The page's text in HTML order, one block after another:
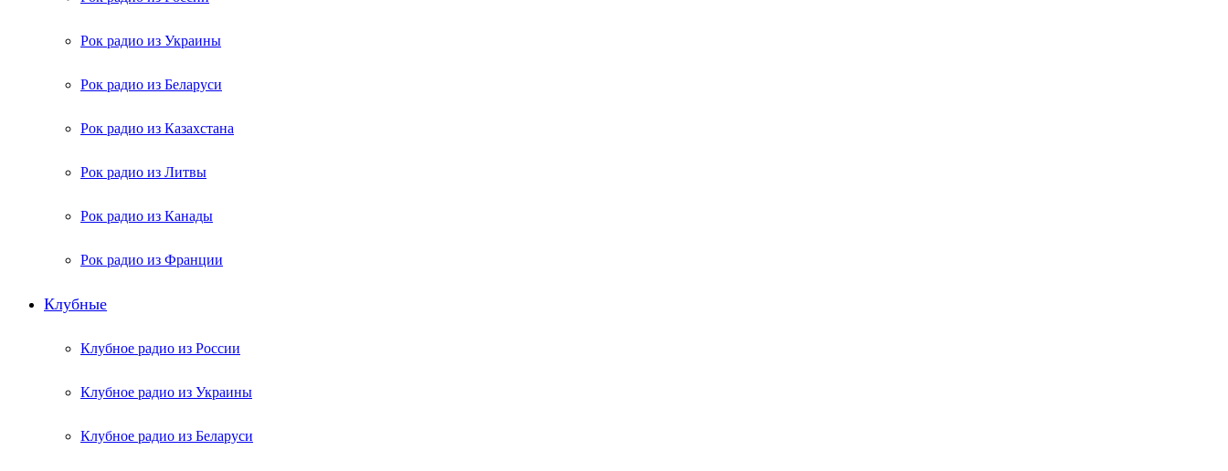
Рок радио из Украины
Рок радио из Беларуси
Рок радио из Казахстана
Рок радио из Литвы
Рок радио из Канады
Рок радио из Франции
Клубные
Клубное радио из России
Клубное радио из Украины
Клубное радио из Беларуси